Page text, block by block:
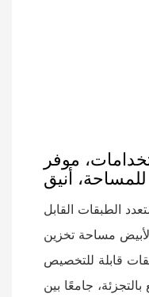
موفر
للمساحة، أنيق
الطبقات القابل
مساحة تخزين
قابلة للتخصيص
جامعًا بين